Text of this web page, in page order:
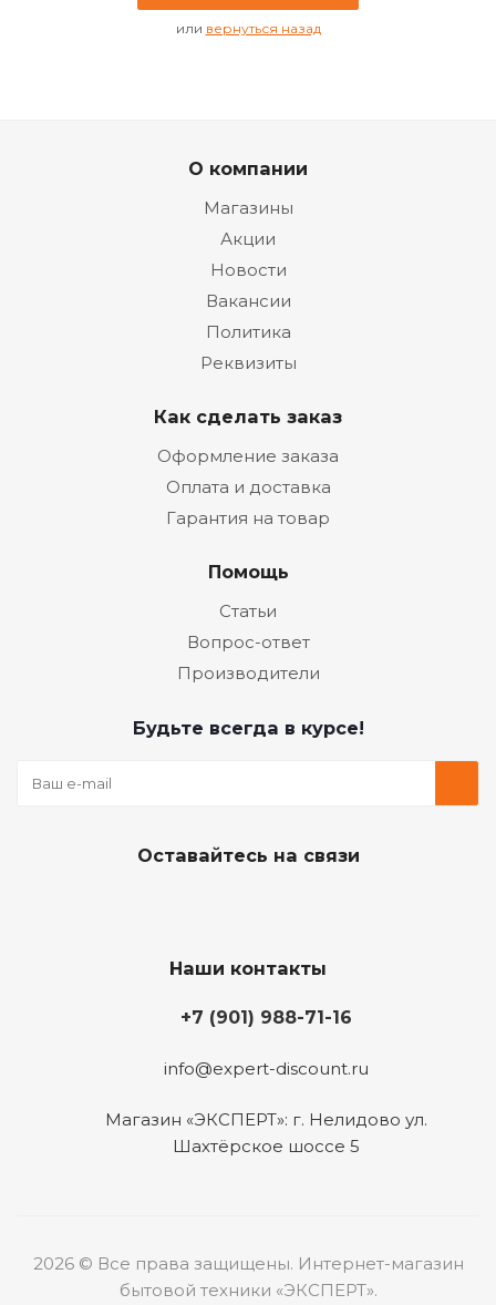
или вернуться назад
О компании
Магазины
Акции
Новости
Вакансии
Политика
Реквизиты
Как сделать заказ
Оформление заказа
Оплата и доставка
Гарантия на товар
Помощь
Статьи
Вопрос-ответ
Производители
Будьте всегда в курсе!
Оставайтесь на связи
Наши контакты
+7 (901) 988-71-16
info@expert-discount.ru
Магазин «ЭКСПЕРТ»: г. Нелидово ул.
Шахтёрское шоссе 5
2026 © Все права защищены. Интернет-магазин
бытовой техники «ЭКСПЕРТ».